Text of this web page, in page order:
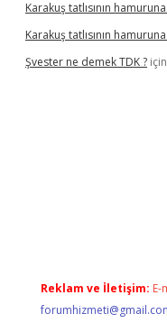
Karakuş tatlısının
Karakuş tatlısının
Şvester ne demek TDK ? için
Reklam ve İletişim: E-